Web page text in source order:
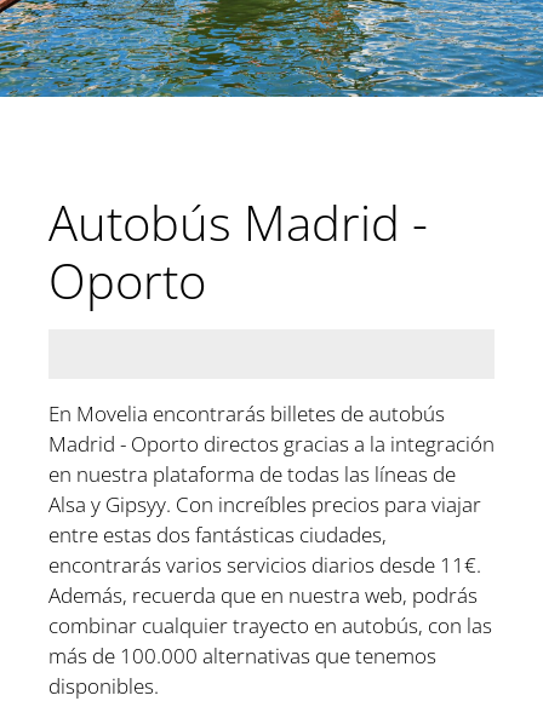
Autobús Madrid -
Oporto
En Movelia encontrarás billetes de autobús
Madrid - Oporto directos gracias a la integración
en nuestra plataforma de todas las líneas de
Alsa y Gipsyy. Con increíbles precios para viajar
entre estas dos fantásticas ciudades,
encontrarás varios servicios diarios desde 11€.
Además, recuerda que en nuestra web, podrás
combinar cualquier trayecto en autobús, con las
más de 100.000 alternativas que tenemos
disponibles.